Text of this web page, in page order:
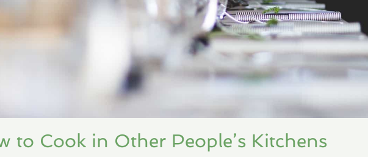
to Cook in Other People’s Kitchens